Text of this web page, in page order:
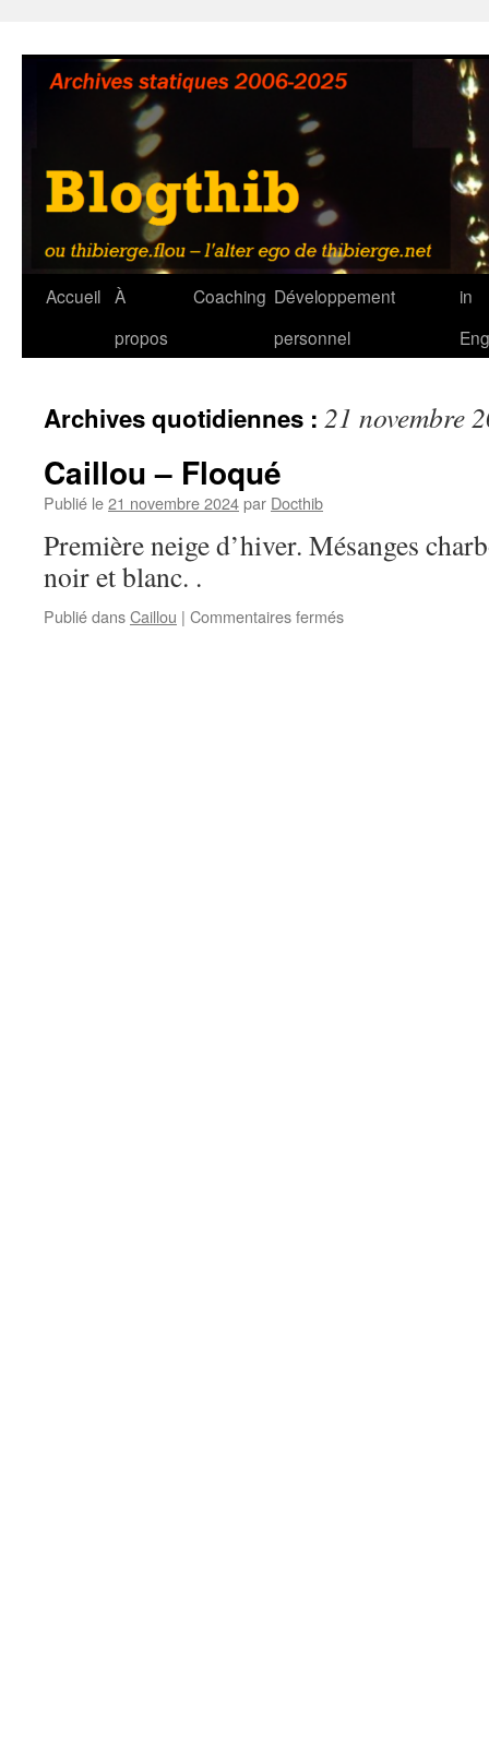
contenu
Accueil À
propos
Coaching Développement
personnel
in
Archives quotidiennes : 21 novembre
Caillou – Floqué
Publié le21 novembre 2024par Docthib
Première neige d’hiver. Mésanges
noir et blanc. .
Publié dansCaillou | Commentaires ferméssur